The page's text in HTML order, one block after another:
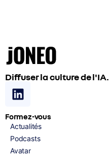
Diffuser la culture de l'IA.
Formez-vous
Actualités
Podcasts
Avatar